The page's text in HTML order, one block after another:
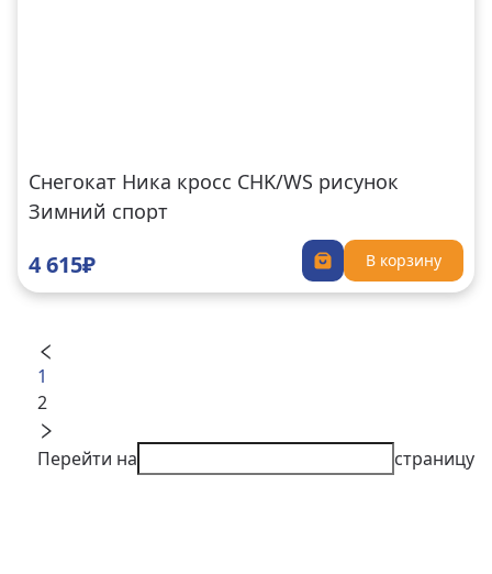
Снегокат Ника кросс CHK/WS рисунок
Зимний спорт
4 615₽ В корзину
1
2
Перейти на страницу